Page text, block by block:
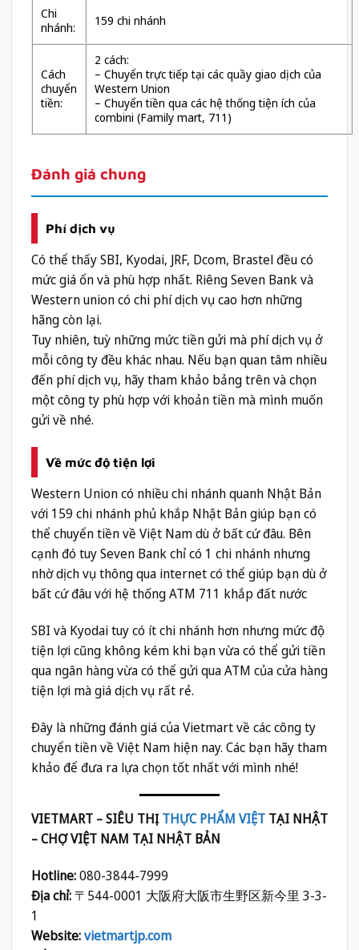
Chi
nhánh:
159 chi nhánh
Cách
chuyển
tiền:
2 cách:
– Chuyển trực tiếp tại các quầy giao dịch của
Western Union
– Chuyển tiền qua các hệ thống tiện ích của
combini (Family mart, 711)
Đánh giá chung
Phí dịch vụ
Có thể thấy SBI, Kyodai, JRF, Dcom, Brastel đều có
mức giá ổn và phù hợp nhất. Riêng Seven Bank và
Western union có chi phí dịch vụ cao hơn những
hãng còn lại.
Tuy nhiên, tuỳ những mức tiền gửi mà phí dịch vụ ở
mỗi công ty đều khác nhau. Nếu bạn quan tâm nhiều
đến phí dịch vụ, hãy tham khảo bảng trên và chọn
một công ty phù hợp với khoản tiền mà mình muốn
gửi về nhé.
Về mức độ tiện lợi
Western Union có nhiều chi nhánh quanh Nhật Bản
với 159 chi nhánh phủ khắp Nhật Bản giúp bạn có
thể chuyển tiền về Việt Nam dù ở bất cứ đâu. Bên
cạnh đó tuy Seven Bank chỉ có 1 chi nhánh nhưng
nhờ dịch vụ thông qua internet có thể giúp bạn dù ở
bất cứ đâu với hệ thống ATM 711 khắp đất nước
SBI và Kyodai tuy có ít chi nhánh hơn nhưng mức độ
tiện lợi cũng không kém khi bạn vừa có thể gửi tiền
qua ngân hàng vừa có thể gửi qua ATM của cửa hàng
tiện lợi mà giá dịch vụ rất rẻ.
Đây là những đánh giá của Vietmart về các công ty
chuyển tiền về Việt Nam hiện nay. Các bạn hãy tham
khảo để đưa ra lựa chọn tốt nhất với mình nhé!
VIETMART – SIÊU THỊTHỰC PHẨM VIỆT TẠI NHẬT
– CHỢ VIỆT NAM TẠI NHẬT BẢN
Hotline:080-3844-7999
Địa chỉ: 〒544-0001 大阪府大阪市生野区新今里 3-3-
1
Website:vietmartjp.com